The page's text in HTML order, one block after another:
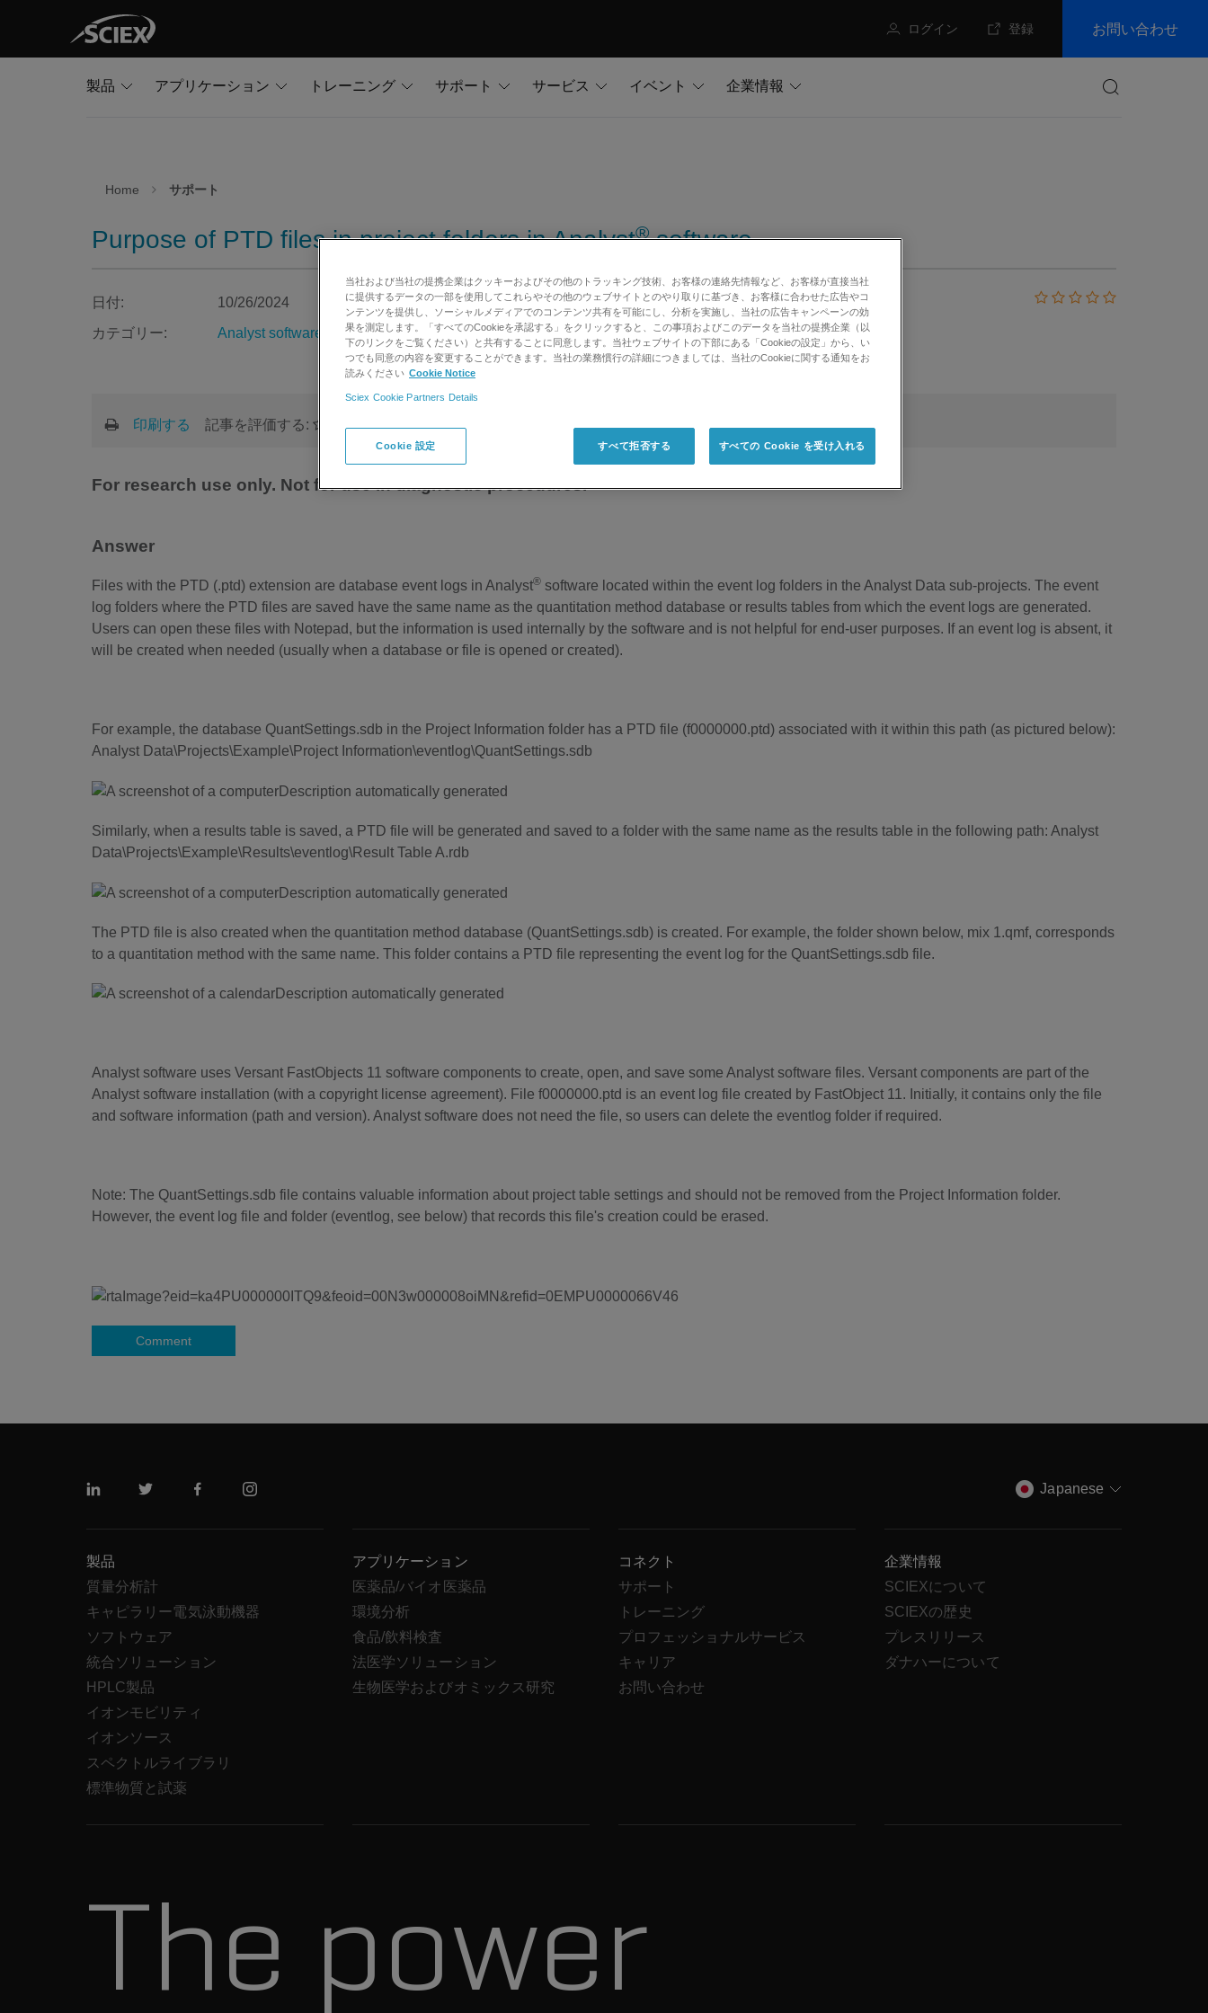
ログイン 登録 お問い合わせ
製品 アプリケーション トレーニング サポート サービス イベント
企業情報
Home サポート
Purpose of PTD files in project folders in Analyst®software
日付:
10/26/2024
カテゴリー:
Analyst software
印刷する 記事を評価する:
For research use only. Not for use in diagnostic procedures.
Answer
Files with the PTD (.ptd) extension are database event logs in Analyst® software located within the event log folders in the Analyst Data sub-projects. The event
log folders where the PTD files are saved have the same name as the quantitation method database or results tables from which the event logs are generated.
Users can open these files with Notepad, but the information is used internally by the software and is not helpful for end-user purposes. If an event log is absent, it
will be created when needed (usually when a database or file is opened or created).
For example, the database QuantSettings.sdb in the Project Information folder has a PTD file (f0000000.ptd) associated with it within this path (as pictured below):
Analyst Data\Projects\Example\Project Information\eventlog\QuantSettings.sdb
Similarly, when a results table is saved, a PTD file will be generated and saved to a folder with the same name as the results table in the following path: Analyst
Data\Projects\Example\Results\eventlog\Result Table A.rdb
The PTD file is also created when the quantitation method database (QuantSettings.sdb) is created. For example, the folder shown below, mix 1.qmf, corresponds
to a quantitation method with the same name. This folder contains a PTD file representing the event log for the QuantSettings.sdb file.
Analyst software uses Versant FastObjects 11 software components to create, open, and save some Analyst software files. Versant components are part of the
Analyst software installation (with a copyright license agreement). File f0000000.ptd is an event log file created by FastObject 11. Initially, it contains only the file
and software information (path and version). Analyst software does not need the file, so users can delete the eventlog folder if required.
Note: The QuantSettings.sdb file contains valuable information about project table settings and should not be removed from the Project Information folder.
However, the event log file and folder (eventlog, see below) that records this file's creation could be erased.
Comment
リンクトインツイッターフェイスブックインスタグラム Japanese
製品
質量分析計
キャピラリー電気泳動機器
ソフトウェア
統合ソリューション
HPLC製品
イオンモビリティ
イオンソース
スペクトルライブラリ
標準物質と試薬
アプリケーション
医薬品/バイオ医薬品
環境分析
食品/飲料検査
法医学ソリューション
生物医学およびオミックス研究
コネクト
サポート
トレーニング
プロフェッショナルサービス
キャリア
お問い合わせ
企業情報
SCIEXについて
SCIEXの歴史
プレスリリース
ダナハーについて
The power
当社および当社の提携企業はクッキーおよびその他のトラッキング技術、お客様の連絡先情報など、お客様が直接当社
に提供するデータの一部を使用してこれらやその他のウェブサイトとのやり取りに基づき、お客様に合わせた広告やコ
ンテンツを提供し、ソーシャルメディアでのコンテンツ共有を可能にし、分析を実施し、当社の広告キャンペーンの効
果を測定します。「すべてのCookieを承認する」をクリックすると、この事項およびこのデータを当社の提携企業（以
下のリンクをご覧ください）と共有することに同意します。当社ウェブサイトの下部にある「Cookieの設定」から、い
つでも同意の内容を変更することができます。当社の業務慣行の詳細につきましては、当社のCookieに関する通知をお
読みください Cookie Notice
Sciex Cookie Partners Details
Cookie 設定 すべて拒否する すべての Cookie を受け入れる